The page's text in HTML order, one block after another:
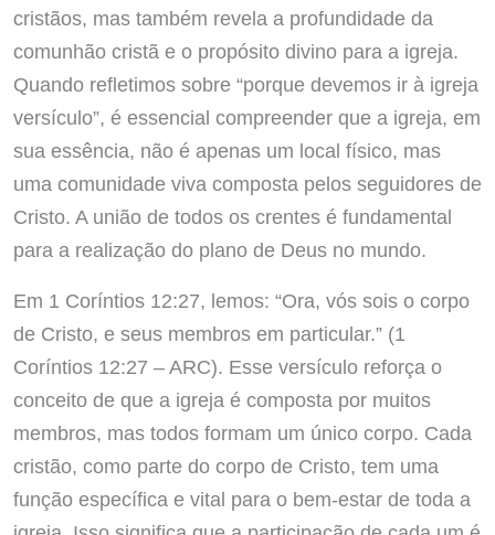
cristãos, mas também revela a profundidade da
comunhão cristã e o propósito divino para a igreja.
Quando refletimos sobre “porque devemos ir à igreja
versículo”, é essencial compreender que a igreja, em
sua essência, não é apenas um local físico, mas
uma comunidade viva composta pelos seguidores de
Cristo. A união de todos os crentes é fundamental
para a realização do plano de Deus no mundo.
Em 1 Coríntios 12:27, lemos: “Ora, vós sois o corpo
de Cristo, e seus membros em particular.” (1
Coríntios 12:27 – ARC). Esse versículo reforça o
conceito de que a igreja é composta por muitos
membros, mas todos formam um único corpo. Cada
cristão, como parte do corpo de Cristo, tem uma
função específica e vital para o bem-estar de toda a